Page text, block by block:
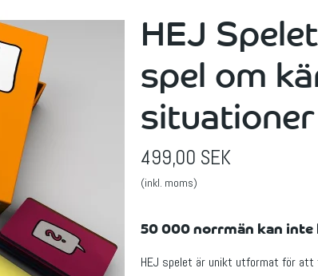
HEJ
spel om
situationer
499,00 SEK
(inkl. moms)
50 000 norrmän kan
HEJ spelet är unikt utformat för att